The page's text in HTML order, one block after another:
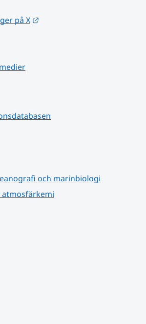
på X
och marinbiologi